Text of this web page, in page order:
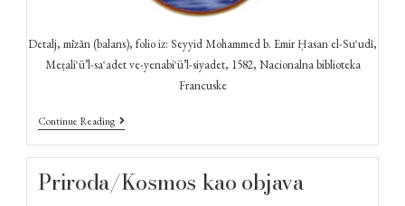
Detalj, mīzān (balans), folio iz: Seyyid Mohammed b. Emir Ḥasan el-Suʿudî,
Meṭaliʿü’l-saʿadet ve-yenabiʿü’l-siyadet, 1582, Nacionalna biblioteka
Francuske
Continue Reading
Priroda/Kosmos kao objava